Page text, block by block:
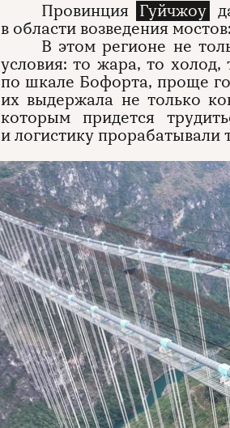
Провинция Гуйчжоу
в области возведения
В этом регионе не
условия: то жара, то
по шкале Бофорта, проще
их выдержала не только
которым придется
и логистику прорабатывали